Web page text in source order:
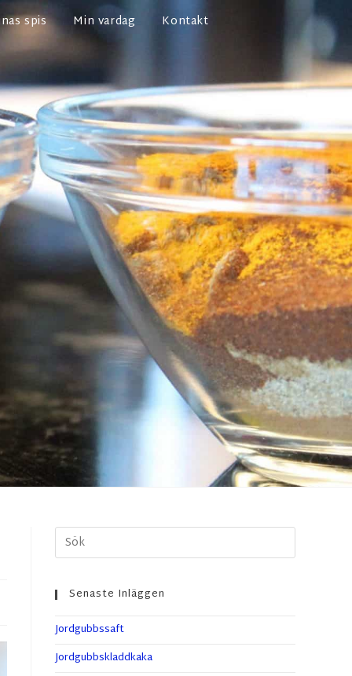
spis Min vardag Kontakt
Senaste Inläggen
Jordgubbssaft
Jordgubbskladdkaka